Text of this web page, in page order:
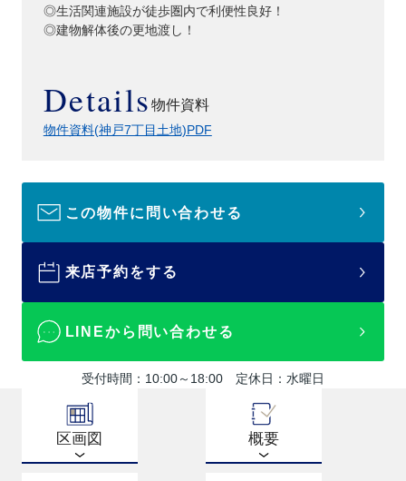
◎生活関連施設が徒歩圏内で利便性良好！
◎建物解体後の更地渡し！
Details 物件資料
物件資料(神戸7丁目土地)PDF
この物件に問い合わせる
来店予約をする
LINEから問い合わせる
受付時間：10:00～18:00 定休日：水曜日
区画図 概要